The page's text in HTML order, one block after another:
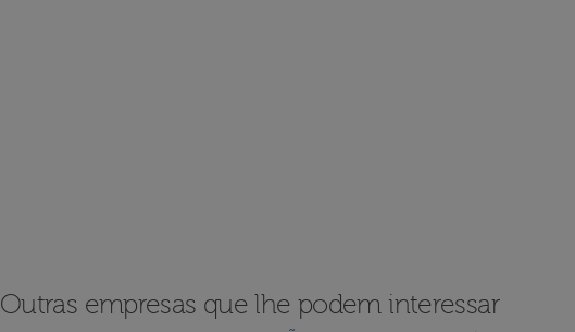
Outras empresas que lhe podem interessar